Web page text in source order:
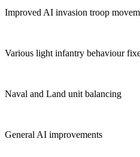
Improved AI invasion troop
Various light infantry behaviour
Naval and Land unit balancing
General AI improvements